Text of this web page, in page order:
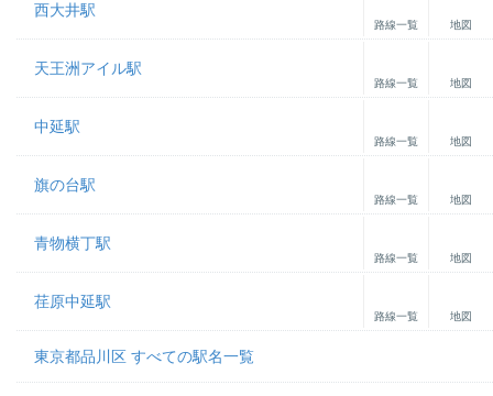
西大井駅
路線一覧 地図
天王洲アイル駅
路線一覧 地図
中延駅
路線一覧 地図
旗の台駅
路線一覧 地図
青物横丁駅
路線一覧 地図
荏原中延駅
路線一覧 地図
東京都品川区 すべての駅名一覧